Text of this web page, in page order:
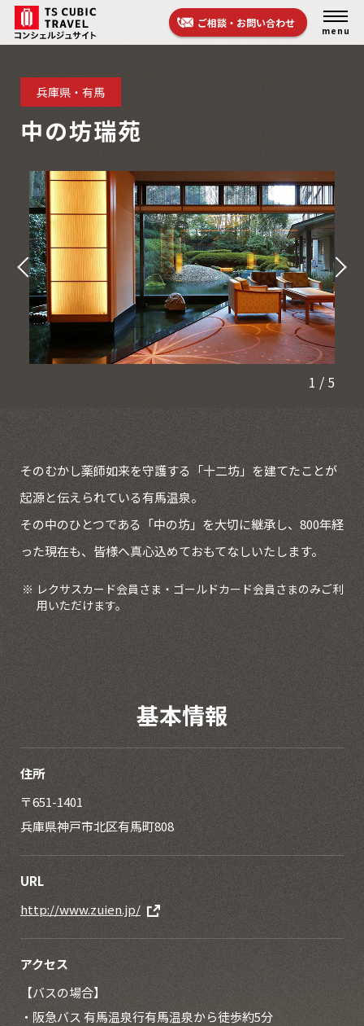
ご相談・お問い合わせ
menu
兵庫県・有馬
中の坊瑞苑
1 / 5
そのむかし薬師如来を守護する「十二坊」を建てたことが
起源と伝えられている有馬温泉。
その中のひとつである「中の坊」を大切に継承し、800年経
った現在も、皆様へ真心込めておもてなしいたします。
レクサスカード会員さま・ゴールドカード会員さまのみご利
用いただけます。
基本情報
住所
〒651-1401
兵庫県神戸市北区有馬町808
URL
http://www.zuien.jp/
アクセス
【バスの場合】
・阪急バス 有馬温泉行有馬温泉から徒歩約5分